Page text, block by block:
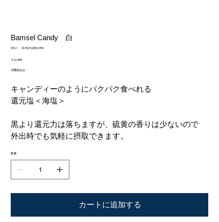
Bamsel Candy 白
SKU：
SKU：
217537123517253
価
格
￥12,960
消費税込み
キャンディーのようにパクパク食べれる
還元塩＜海塩＞
黒より還元力は落ちますが、硫黄の香りは少ないので
外出時でも気軽に摂取できます。
数量
カートに追加する